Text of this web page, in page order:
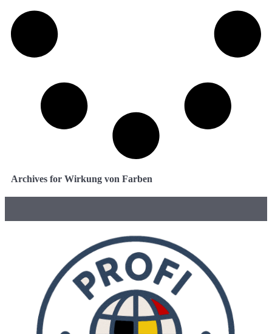
Archives for Wirkung von Farben